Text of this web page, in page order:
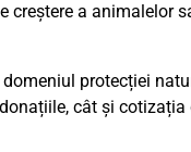
creștere a animalelor
protecției
cât și cotizația